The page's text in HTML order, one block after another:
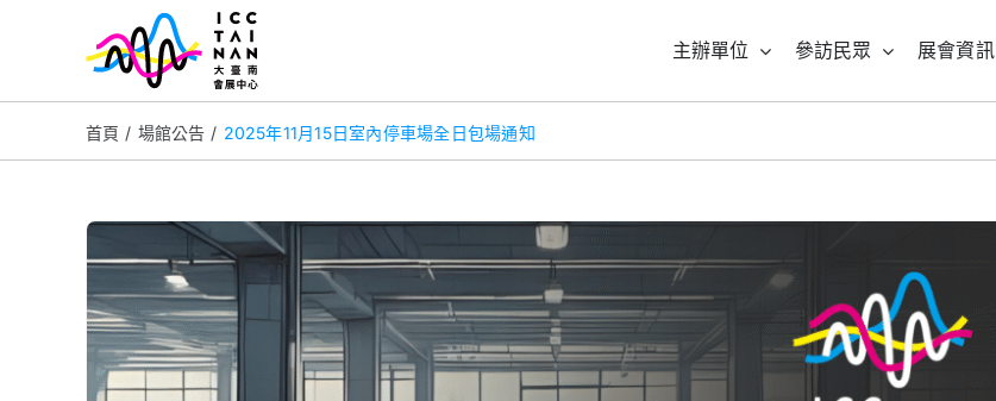
主辦單位 參訪民眾 展會資訊
首頁 場館公告 2025年11月15日室內停車場全日包場通知